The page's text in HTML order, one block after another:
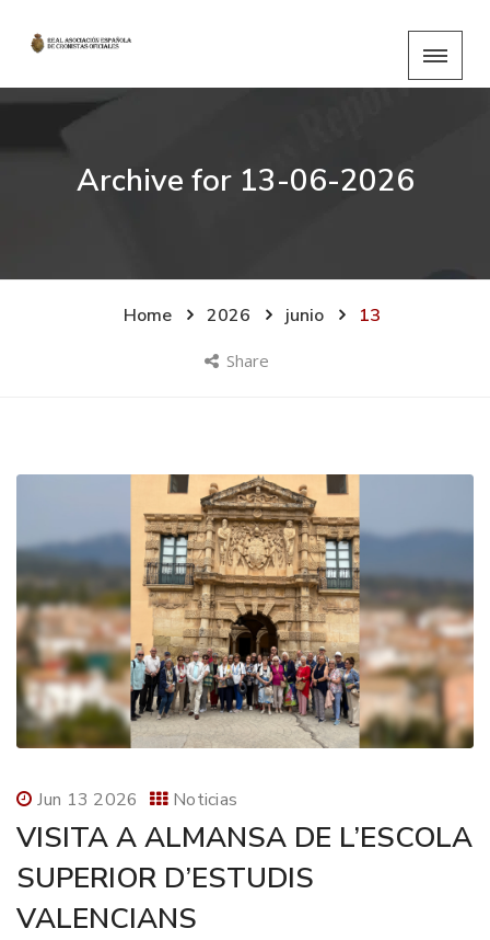
Archive for 13-06-2026
Home 2026 junio 13
Share
Jun 13 2026 Noticias
VISITA A ALMANSA DE L’ESCOLA
SUPERIOR D’ESTUDIS
VALENCIANS